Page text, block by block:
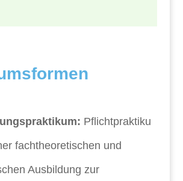
Pflichtpraktiku
fachtheoretischen und
Ausbildung zur